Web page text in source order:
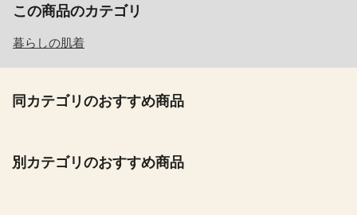
この商品のカテゴリ
暮らしの肌着
同カテゴリのおすすめ商品
別カテゴリのおすすめ商品